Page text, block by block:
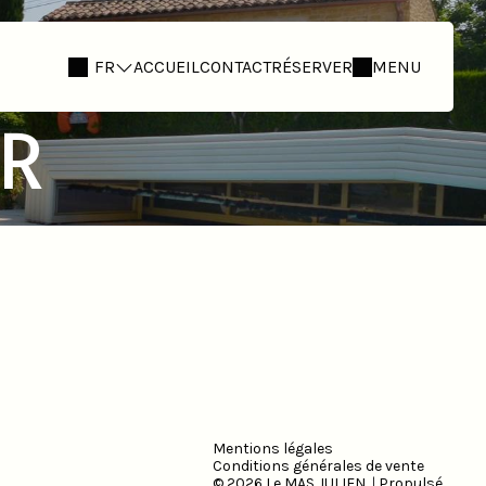
FR ACCUEILCONTACTRÉSERVER MENU
Mentions légales
Conditions générales de vente